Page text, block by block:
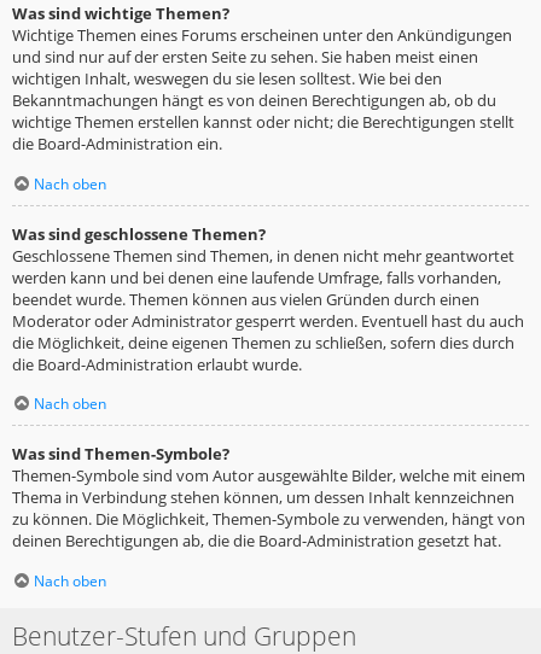
Was sind wichtige Themen?
Wichtige Themen eines Forums erscheinen unter den Ankündigungen
und sind nur auf der ersten Seite zu sehen. Sie haben meist einen
wichtigen Inhalt, weswegen du sie lesen solltest. Wie bei den
Bekanntmachungen hängt es von deinen Berechtigungen ab, ob du
wichtige Themen erstellen kannst oder nicht; die Berechtigungen stellt
die Board-Administration ein.
Nach oben
Was sind geschlossene Themen?
Geschlossene Themen sind Themen, in denen nicht mehr geantwortet
werden kann und bei denen eine laufende Umfrage, falls vorhanden,
beendet wurde. Themen können aus vielen Gründen durch einen
Moderator oder Administrator gesperrt werden. Eventuell hast du auch
die Möglichkeit, deine eigenen Themen zu schließen, sofern dies durch
die Board-Administration erlaubt wurde.
Nach oben
Was sind Themen-Symbole?
Themen-Symbole sind vom Autor ausgewählte Bilder, welche mit einem
Thema in Verbindung stehen können, um dessen Inhalt kennzeichnen
zu können. Die Möglichkeit, Themen-Symbole zu verwenden, hängt von
deinen Berechtigungen ab, die die Board-Administration gesetzt hat.
Nach oben
Benutzer-Stufen und Gruppen